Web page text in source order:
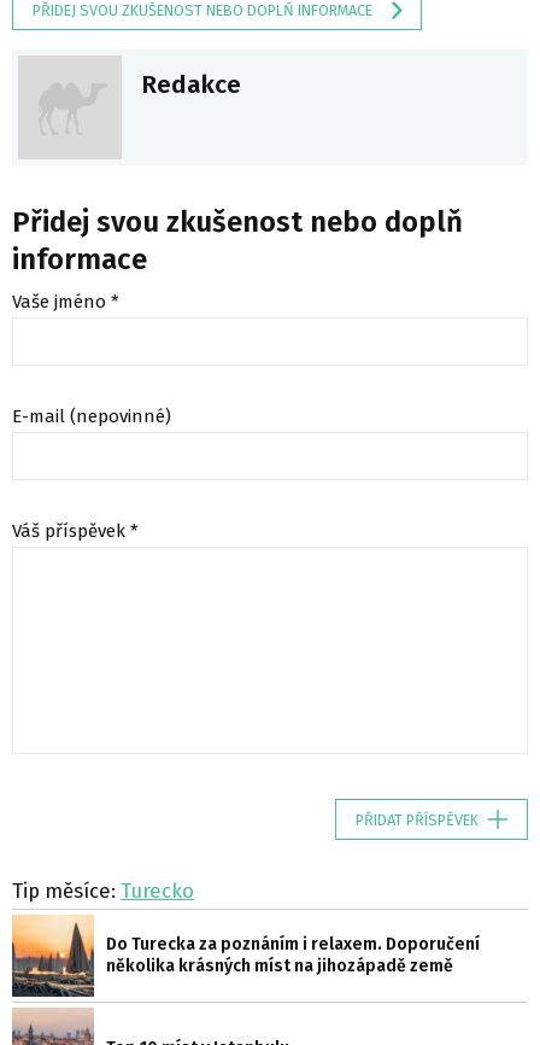
PŘIDEJ SVOU ZKUŠENOST NEBO DOPLŇ INFORMACE
Redakce
Přidej svou zkušenost nebo doplň
informace
Vaše jméno *
E-mail (nepovinné)
Váš příspěvek *
PŘIDAT PŘÍSPĚVEK
Tip měsíce: Turecko
Do Turecka za poznáním i relaxem. Doporučení
několika krásných míst na jihozápadě země